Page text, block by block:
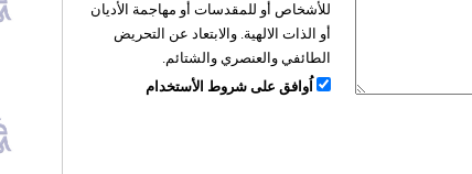
للأشخاص أو للمقدسات أو مهاجمة الأديان
أو الذات الالهية. والابتعاد عن التحريض
الطائفي والعنصري والشتائم.
اُوافق على شروط الأستخدام